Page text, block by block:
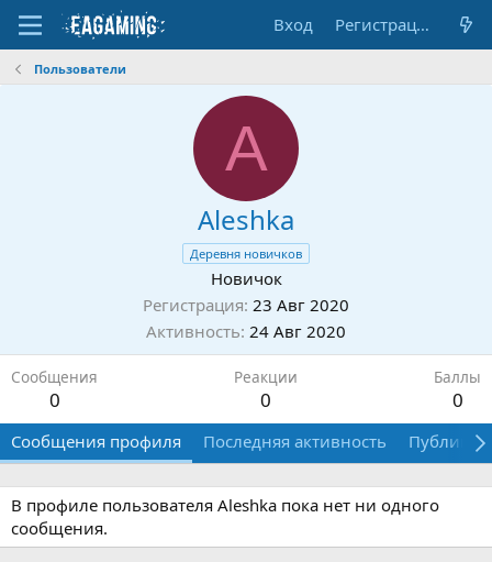
Вход Регистрация
Пользователи
A
Aleshka
Деревня новичков
Новичок
Регистрация 23 Авг 2020
Активность 24 Авг 2020
Сообщения
0
Реакции
0
Баллы
0
Сообщения профиля Последняя активность
В профиле пользователя Aleshka пока нет ни одного
сообщения.